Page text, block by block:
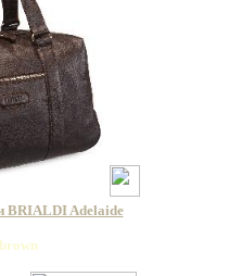
BRIALDI Adelaide